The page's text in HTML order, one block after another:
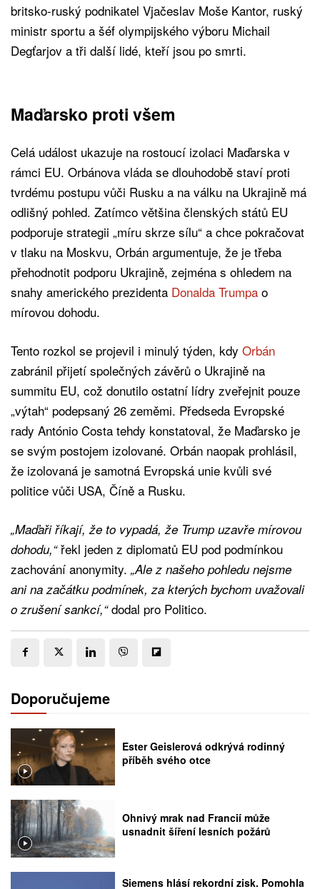
britsko-ruský podnikatel Vjačeslav Moše Kantor, ruský
ministr sportu a šéf olympijského výboru Michail
Degťarjov a tři další lidé, kteří jsou po smrti.
Maďarsko proti všem
Celá událost ukazuje na rostoucí izolaci Maďarska v
rámci EU. Orbánova vláda se dlouhodobě staví proti
tvrdému postupu vůči Rusku a na válku na Ukrajině má
odlišný pohled. Zatímco většina členských států EU
podporuje strategii „míru skrze sílu“ a chce pokračovat
v tlaku na Moskvu, Orbán argumentuje, že je třeba
přehodnotit podporu Ukrajině, zejména s ohledem na
snahy amerického prezidenta Donalda Trumpa o
mírovou dohodu.
Tento rozkol se projevil i minulý týden, kdy Orbán
zabránil přijetí společných závěrů o Ukrajině na
summitu EU, což donutilo ostatní lídry zveřejnit pouze
„výtah“ podepsaný 26 zeměmi. Předseda Evropské
rady António Costa tehdy konstatoval, že Maďarsko je
se svým postojem izolované. Orbán naopak prohlásil,
že izolovaná je samotná Evropská unie kvůli své
politice vůči USA, Číně a Rusku.
„Maďaři říkají, že to vypadá, že Trump uzavře mírovou
dohodu,“řekl jeden z diplomatů EU pod podmínkou
zachování anonymity. „Ale z našeho pohledu nejsme
ani na začátku podmínek, za kterých bychom uvažovali
o zrušení sankcí,“dodal pro Politico.
Doporučujeme
Ester Geislerová odkrývá rodinný
příběh svého otce
Ohnivý mrak nad Francií může
usnadnit šíření lesních požárů
Siemens hlásí rekordní zisk. Pomohla